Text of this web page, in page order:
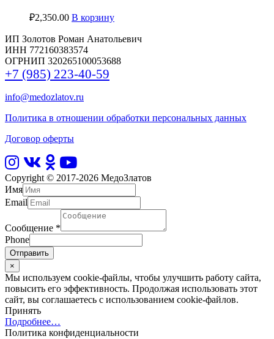
₽2,350.00 В корзину
ИП Золотов Роман Анатольевич
ИНН 772160383574
ОГРНИП 320265100053688
+7 (985) 223-40-59
info@medozlatov.ru
Политика в отношении обработки персональных данных
Договор оферты
Copyright © 2017-2026 МедоЗлатов
Имя
Email
Сообщение *
Phone
Отправить
×
Мы используем cookie-файлы, чтобы улучшить работу сайта,
повысить его эффективность. Продолжая использовать этот
сайт, вы соглашаетесь с использованием cookie-файлов.
Принять
Подробнее…
Политика конфиденциальности